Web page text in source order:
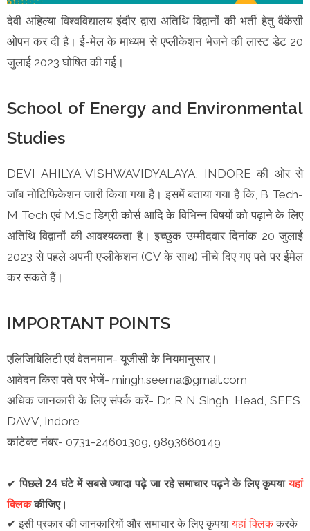
देवी अहिल्या विश्वविद्यालय इंदौर द्वारा अतिथि विद्वानों की भर्ती हेतु वैकेंसी
ओपन कर दी है। ई-मेल के माध्यम से एप्लीकेशन भेजने की लास्ट डेट 20
जुलाई 2023 घोषित की गई।
School of Energy and Environmental
Studies
DEVI AHILYA VISHWAVIDYALAYA, INDORE की ओर से
जॉब नोटिफिकेशन जारी किया गया है। इसमें बताया गया है कि, B Tech-
M Tech एवं M.Sc डिग्री कोर्स आदि के विभिन्न विषयों को पढ़ाने के लिए
अतिथि विद्वानों की आवश्यकता है। इच्छुक उम्मीदवार दिनांक 20 जुलाई
2023 से पहले अपनी एप्लीकेशन (CV के साथ) नीचे दिए गए पते पर ईमेल
कर सकते हैं।
IMPORTANT POINTS
एलिजिबिलिटी एवं वेतनमान- यूजीसी के नियमानुसार।
आवेदन किस पते पर भेजें- mingh.seema@gmail.com
अधिक जानकारी के लिए संपर्क करें- Dr. R N Singh, Head, SEES,
DAVV, Indore
कांटेक्ट नंबर- 0731-24601309, 9893660149
✔पिछले 24 घंटे में सबसे ज्यादा पढ़े जा रहे समाचार पढ़ने के लिए कृपयायहां
क्लिककीजिए।
✔ इसी प्रकार की जानकारियों और समाचार के लिए कृपयायहां क्लिककरके